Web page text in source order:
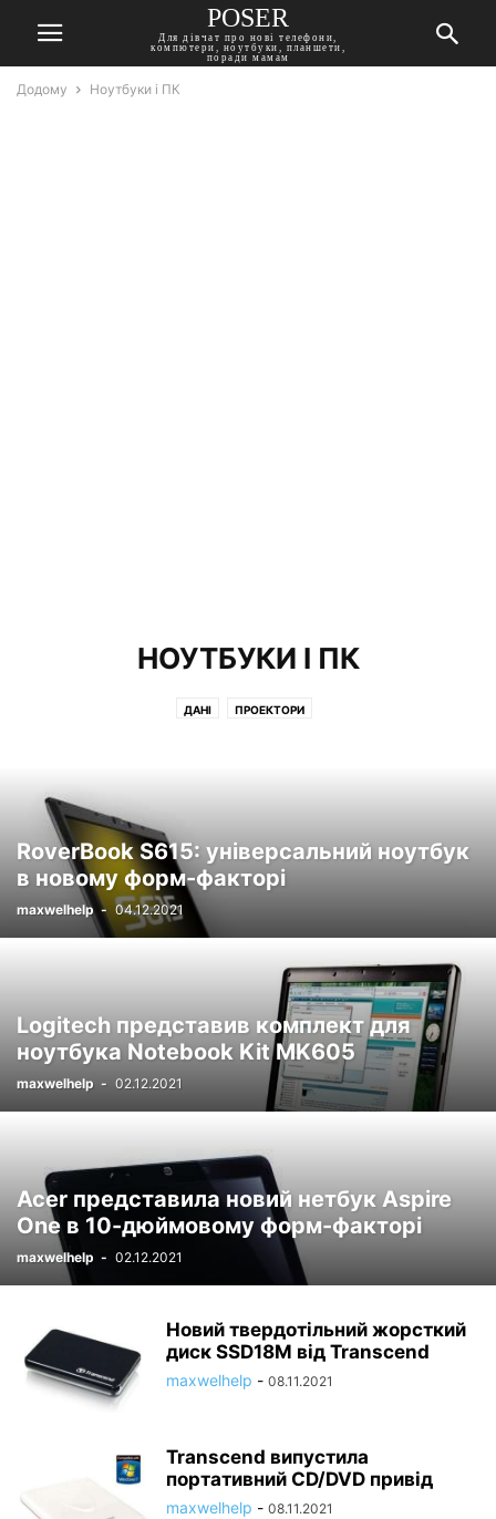
POSER
Для дівчат про нові телефони,
компютери, ноутбуки, планшети,
поради мамам
Додому Ноутбуки і ПК
НОУТБУКИ І ПК
ДАНІ ПРОЕКТОРИ
RoverBook S615: універсальний ноутбук
в новому форм-факторі
maxwelhelp - 04.12.2021
Logitech представив комплект для
ноутбука Notebook Kit MK605
maxwelhelp - 02.12.2021
Acer представила новий нетбук Aspire
One в 10-дюймовому форм-факторі
maxwelhelp - 02.12.2021
Новий твердотільний жорсткий
диск SSD18M від Transcend
maxwelhelp - 08.11.2021
Transcend випустила
портативний CD/DVD привід
maxwelhelp - 08.11.2021